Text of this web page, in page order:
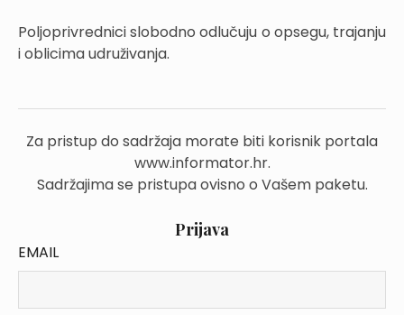
Poljoprivrednici slobodno odlučuju o opsegu, trajanju
i oblicima udruživanja.
Za pristup do sadržaja morate biti korisnik portala
www.informator.hr.
Sadržajima se pristupa ovisno o Vašem paketu.
Prijava
EMAIL